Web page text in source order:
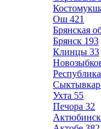
Ош 421
Брянская
Брянск 193
Клинцы 33
Сыктывкар
Ухта 55
Печора 32